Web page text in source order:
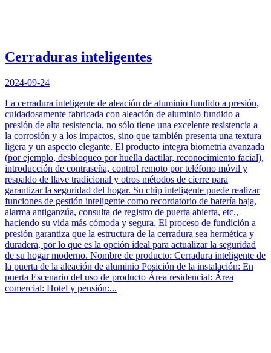
Cerraduras inteligentes
2024-09-24
La cerradura inteligente de aleación de aluminio fundido a presión,
cuidadosamente fabricada con aleación de aluminio fundido a
presión de alta resistencia, no sólo tiene una excelente resistencia a
la corrosión y a los impactos, sino que también presenta una textura
ligera y un aspecto elegante. El producto integra biometría avanzada
(por ejemplo, desbloqueo por huella dactilar, reconocimiento facial),
introducción de contraseña, control remoto por teléfono móvil y
respaldo de llave tradicional y otros métodos de cierre para
garantizar la seguridad del hogar. Su chip inteligente puede realizar
funciones de gestión inteligente como recordatorio de batería baja,
alarma antiganzúa, consulta de registro de puerta abierta, etc.,
haciendo su vida más cómoda y segura. El proceso de fundición a
presión garantiza que la estructura de la cerradura sea hermética y
duradera, por lo que es la opción ideal para actualizar la seguridad
de su hogar moderno. Nombre de producto: Cerradura inteligente de
la puerta de la aleación de aluminio Posición de la instalación: En
puerta Escenario del uso de producto Área residencial: Área
comercial: Hotel y pensión:...